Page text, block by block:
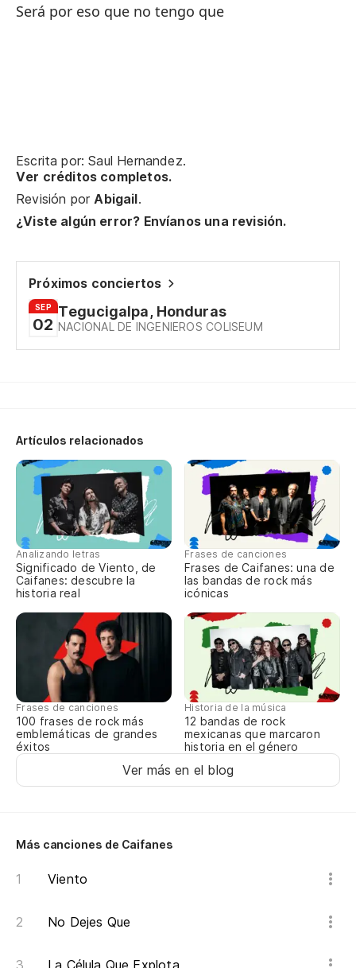
Será por eso que no tengo que
Escrita por: Saul Hernandez.
Ver créditos completos.
Revisión porAbigail.
¿Viste algún error? Envíanos una revisión.
Próximos conciertos
SEP
02
Tegucigalpa, Honduras
NACIONAL DE INGENIEROS COLISEUM
Artículos relacionados
Analizando letras
Significado de Viento, de
Caifanes: descubre la
historia real
Frases de canciones
Frases de Caifanes: una de
las bandas de rock más
icónicas
Frases de canciones
100 frases de rock más
emblemáticas de grandes
éxitos
Historia de la música
12 bandas de rock
mexicanas que marcaron
historia en el género
Ver más en el blog
Más canciones de Caifanes
Viento
No Dejes Que